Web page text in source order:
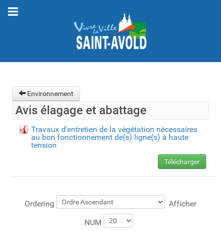
Environnement
Avis élagage et abattage
Travaux d'entretien de la végétation nécessaires
au bon fonctionnement de(s) ligne(s) à haute
tension
Télécharger
Ordering
Afficher
NUM